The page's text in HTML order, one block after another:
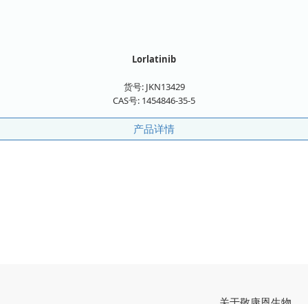
Lorlatinib
货号: JKN13429
CAS号: 1454846-35-5
产品详情